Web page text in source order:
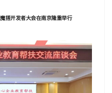
搭开发者大会在南京隆重举行